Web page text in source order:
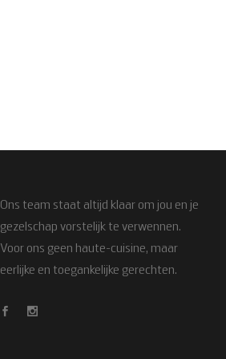
Ons team staat altijd klaar om jou en je
gezelschap vorstelijk te verwennen.
Voor ons geen haute-cuisine, maar
eerlijke en toegankelijke gerechten.